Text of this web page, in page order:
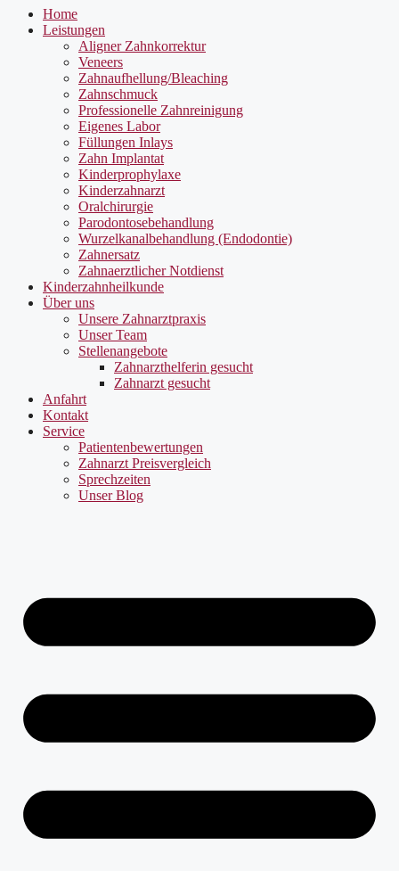
Home
Leistungen
Aligner Zahnkorrektur
Veneers
Zahnaufhellung/Bleaching
Zahnschmuck
Professionelle Zahnreinigung
Eigenes Labor
Füllungen Inlays
Zahn Implantat
Kinderprophylaxe
Kinderzahnarzt
Oralchirurgie
Parodontosebehandlung
Wurzelkanalbehandlung (Endodontie)
Zahnersatz
Zahnaerztlicher Notdienst
Kinderzahnheilkunde
Über uns
Unsere Zahnarztpraxis
Unser Team
Stellenangebote
Zahnarzthelferin gesucht
Zahnarzt gesucht
Anfahrt
Kontakt
Service
Patientenbewertungen
Zahnarzt Preisvergleich
Sprechzeiten
Unser Blog